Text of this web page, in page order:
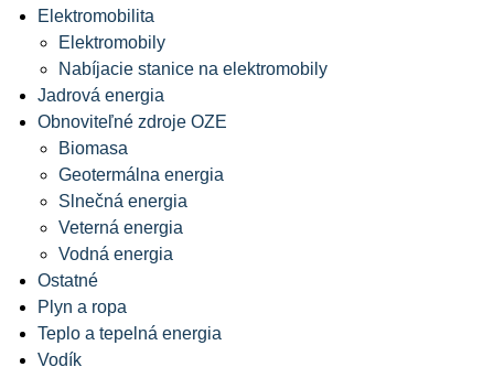
Elektromobilita
Elektromobily
Nabíjacie stanice na elektromobily
Jadrová energia
Obnoviteľné zdroje OZE
Biomasa
Geotermálna energia
Slnečná energia
Veterná energia
Vodná energia
Ostatné
Plyn a ropa
Teplo a tepelná energia
Vodík